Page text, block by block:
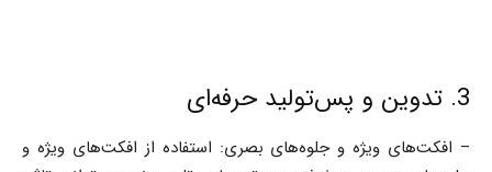
3. تدوین و پس‌تولید حرفه‌ای
– افکت‌های ویژه و جلوه‌های بصری: استفاده از افکت‌های ویژه و